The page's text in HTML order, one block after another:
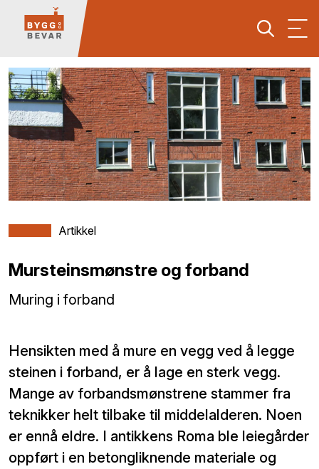
Artikkel
Mursteinsmønstre og forband
Muring i forband
Hensikten med å mure en vegg ved å legge
steinen i forband, er å lage en sterk vegg.
Mange av forbandsmønstrene stammer fra
teknikker helt tilbake til middelalderen. Noen
er ennå eldre. I antikkens Roma ble leiegårder
oppført i en betongliknende materiale og